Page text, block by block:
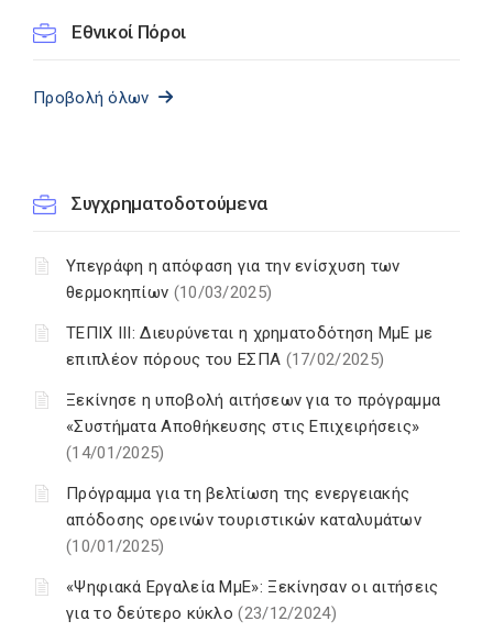
Εθνικοί Πόροι
Προβολή όλων
Συγχρηματοδοτούμενα
Υπεγράφη η απόφαση για την ενίσχυση των
θερμοκηπίων (10/03/2025)
ΤΕΠΙΧ ΙΙΙ: Διευρύνεται η χρηματοδότηση ΜμΕ με
επιπλέον πόρους του ΕΣΠΑ (17/02/2025)
Ξεκίνησε η υποβολή αιτήσεων για το πρόγραμμα
«Συστήματα Αποθήκευσης στις Επιχειρήσεις»
(14/01/2025)
Πρόγραμμα για τη βελτίωση της ενεργειακής
απόδοσης ορεινών τουριστικών καταλυμάτων
(10/01/2025)
«Ψηφιακά Εργαλεία ΜμΕ»: Ξεκίνησαν οι αιτήσεις
για το δεύτερο κύκλο(23/12/2024)